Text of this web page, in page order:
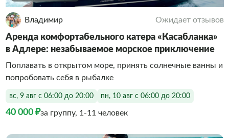
Владимир Ожидает отзывов
Аренда комфортабельного катера «Касабланка»
в Адлере: незабываемое морское приключение
Поплавать в открытом море, принять солнечные ванны и
попробовать себя в рыбалке
вс, 9 авг с 06:00 до 20:00 пн, 10 авг с 06:00 до 20:00
40 000 ₽за группу, 1-11 человек